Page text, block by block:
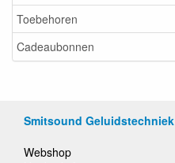
Toebehoren
Cadeaubonnen
Smitsound Geluidstechniek
Webshop